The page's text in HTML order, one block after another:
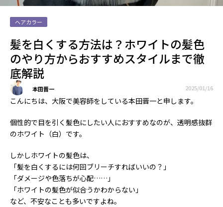
ヘアカラー
髪を白くする方法は？ホワイトの髪色
のやり方からおすすめスタイルまで徹
底解説
本田晋一 2025/01/16
こんにちは、大阪で美容師をしている本田晋一と申します。
個性的で目を引く髪色にしたい人におすすめなのが、透明感抜群
のホワイト（白）です。
しかしホワイトの髪色は、
「髪を白くするには何回ブリーチすればいいの？」
「ダメージや色落ちが心配……」
「ホワイトの髪色が似合うかわからない」
など、不安なことも多いですよね。